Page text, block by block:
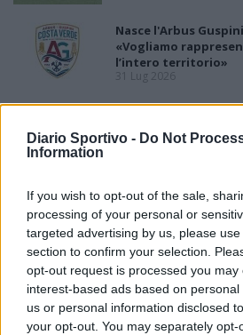
Diario Sportivo - Do Not
Information
If you wish to opt-out of the sale,
processing of your personal or
targeted advertising by us, please
section to confirm your selection.
opt-out request is processed you may
interest-based ads based on
us or personal information disclosed
your opt-out. You may separately
Nasce l'Arbus
«Vogliamo
l’intero territorio»
31 Lug 2026